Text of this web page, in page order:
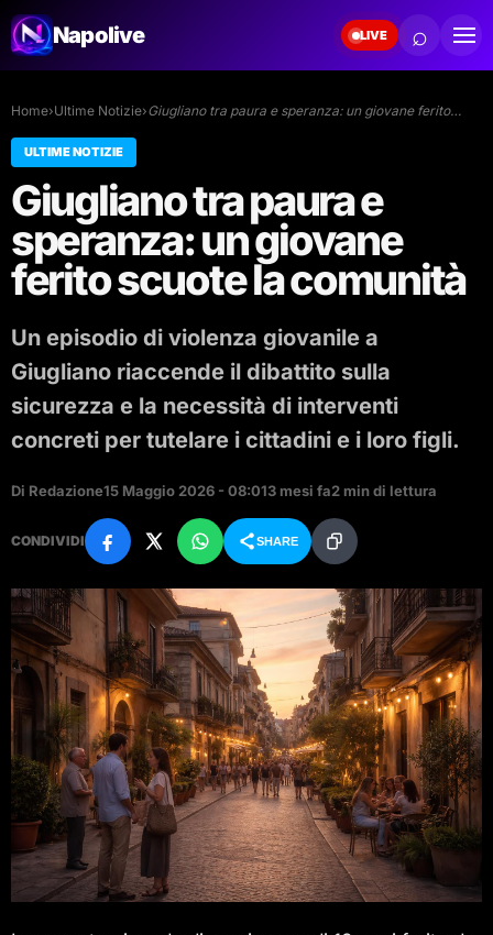
Napolive LIVE ⌕
Home›Ultime Notizie›Giugliano tra paura e speranza: un giovane ferito…
ULTIME NOTIZIE
Giugliano tra paura e
speranza: un giovane
ferito scuote la comunità
Un episodio di violenza giovanile a
Giugliano riaccende il dibattito sulla
sicurezza e la necessità di interventi
concreti per tutelare i cittadini e i loro figli.
Di Redazione15 Maggio 2026 - 08:013 mesi fa2 min di lettura
CONDIVIDI SHARE